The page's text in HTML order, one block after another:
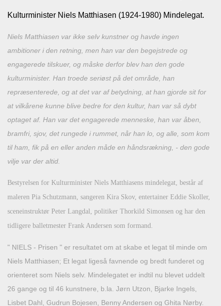
Kulturminister Niels Matthiasen (1924-1980) Mindelegat.
Niels Matthiasen var ikke selv kunstner og havde ingen
ambitioner i den retning, men han var den begejstrede og
engagerede tilskuer, og måske derfor blev han den gode
kulturminister. Han troede seriøst på det område, han
repræsenterede, og at det var af betydning, at han gjorde sit for
at vilkårene kunne blive bedre for den kultur, han var så dybt
optaget af. Han var det engagerede menneske, han var åben,
bramfri, sjov, det rungede i rummet, når han lo, og alle, som kom
til ham, fik på en eller anden måde en håndsrækning, - den gode
vilje var der altid.
Bestyrelsen for Kulturminister Niels Matthiasens mindelegat, består af
maleren Pia Schutzmann, sangeren Kira Skov, entertainer Eddie Skoller,
sceneinstruktør Peter Langdal, politiker Thorkild Simonsen og har den
tidligere balletmester Frank Andersen som formand.
" NIELS - Prisen " er resultatet om at skabe et legat til minde om
Niels Matthiasen; Et legat ligeså favnende og bredt funderet og
orienteret som Niels selv. Mindelegatet er indtil nu blevet uddelt
26 gange og til 46 kunstnere, b.la. Jørn Utzon, Bjarke Ingels,
Lisbet Dahl, Gudrun Bojesen, Benny Andersen og Ghita Nørby.